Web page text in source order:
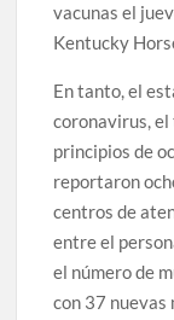
vacunas el
Kentucky
En tanto, el
coronavirus, el
principios de
reportaron
centros de
entre el
el número de
con 37 nuevas